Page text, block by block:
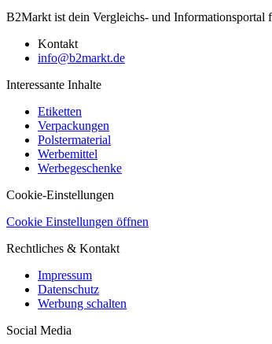
B2Markt ist dein Vergleichs- und Informationsportal
Kontakt
info@b2markt.de
Interessante Inhalte
Etiketten
Verpackungen
Polstermaterial
Werbemittel
Werbegeschenke
Cookie-Einstellungen
Cookie Einstellungen öffnen
Rechtliches & Kontakt
Impressum
Datenschutz
Werbung schalten
Social Media